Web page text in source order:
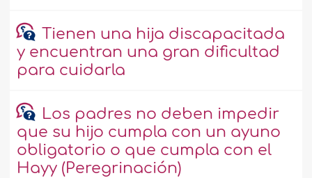
Tienen una hija discapacitada
y encuentran una gran dificultad
para cuidarla
Los padres no deben impedir
que su hijo cumpla con un ayuno
obligatorio o que cumpla con el
Hayy (Peregrinación)